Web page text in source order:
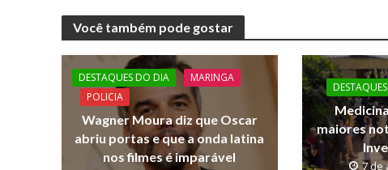
e
b
o
o
k
itt
er s
A
p
y
Li
n
k
Você também pode gostar
DESTAQUES DO DIA
MARINGA
POLICIA
Wagner Moura diz que Oscar
abriu portas e que a onda latina
nos filmes é imparável
maiores
7 de